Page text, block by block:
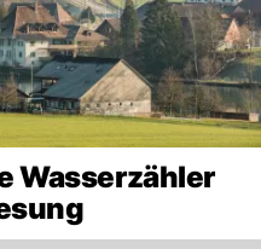
Wasserzähler